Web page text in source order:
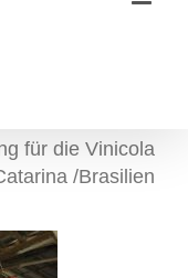
für die Vinicola
/Brasilien